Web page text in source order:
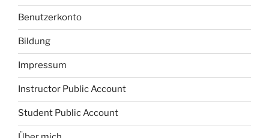
Benutzerkonto
Bildung
Impressum
Instructor Public Account
Student Public Account